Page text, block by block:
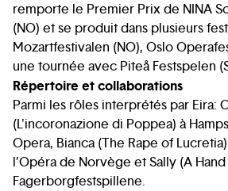
remporte le Premier Prix de NINA
(NO) et se produit dans plusieurs
Mozartfestivalen (NO), Oslo
une tournée avec Piteå Festspelen
Répertoire et collaborations
Parmi les rôles interprétés par Eira:
(L'incoronazione di Poppea) à
Opera, Bianca (The Rape of
l’Opéra de Norvège et Sally (A
Fagerborgfestspillene.